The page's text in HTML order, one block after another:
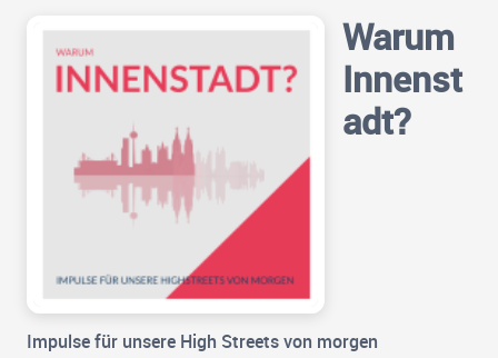
Warum
Innenst
adt?
Impulse für unsere High Streets von morgen